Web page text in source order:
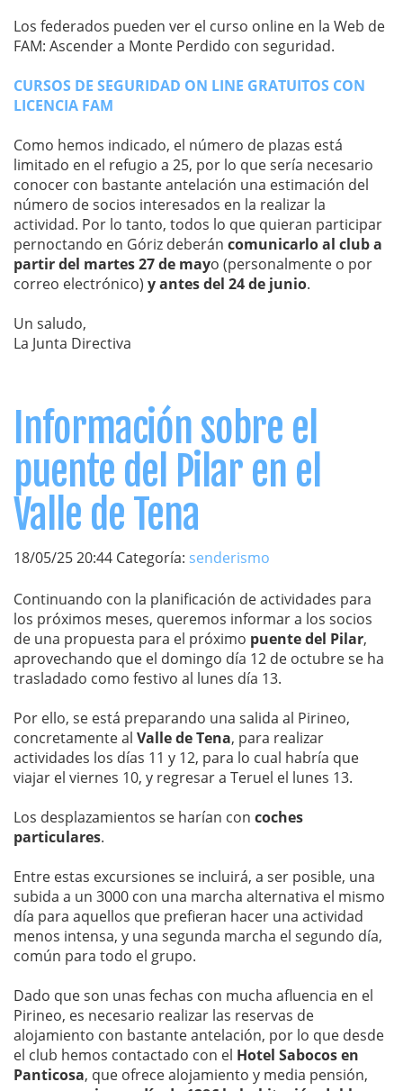
Los federados pueden ver el curso online en la Web de
FAM: Ascender a Monte Perdido con seguridad.
CURSOS DE SEGURIDAD ON LINE GRATUITOS CON
LICENCIA FAM
Como hemos indicado, el número de plazas está
limitado en el refugio a 25, por lo que sería necesario
conocer con bastante antelación una estimación del
número de socios interesados en la realizar la
actividad. Por lo tanto, todos lo que quieran participar
pernoctando en Góriz deberán comunicarlo al club a
partir del martes 27 de mayo (personalmente o por
correo electrónico) y antes del 24 de junio.
Un saludo,
La Junta Directiva
Información sobre el
puente del Pilar en el
Valle de Tena
18/05/25 20:44 Categoría: senderismo
Continuando con la planificación de actividades para
los próximos meses, queremos informar a los socios
de una propuesta para el próximo puente del Pilar,
aprovechando que el domingo día 12 de octubre se ha
trasladado como festivo al lunes día 13.
Por ello, se está preparando una salida al Pirineo,
concretamente al Valle de Tena, para realizar
actividades los días 11 y 12, para lo cual habría que
viajar el viernes 10, y regresar a Teruel el lunes 13.
Los desplazamientos se harían con coches
particulares.
Entre estas excursiones se incluirá, a ser posible, una
subida a un 3000 con una marcha alternativa el mismo
día para aquellos que prefieran hacer una actividad
menos intensa, y una segunda marcha el segundo día,
común para todo el grupo.
Dado que son unas fechas con mucha afluencia en el
Pirineo, es necesario realizar las reservas de
alojamiento con bastante antelación, por lo que desde
el club hemos contactado con el Hotel Sabocos en
Panticosa, que ofrece alojamiento y media pensión,